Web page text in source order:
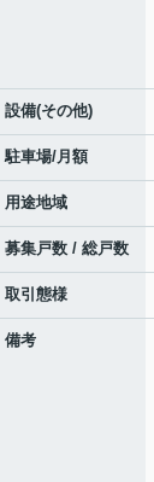
設備(その他)
駐車場/月額
用途地域
募集戸数 / 総戸数
取引態様
備考